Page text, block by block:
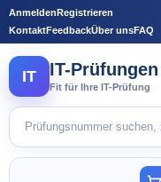
AnmeldenRegistrieren
KontaktFeedbackÜber unsFAQ
IT IT-Prüfungen
Fit für Ihre IT-Prüfung